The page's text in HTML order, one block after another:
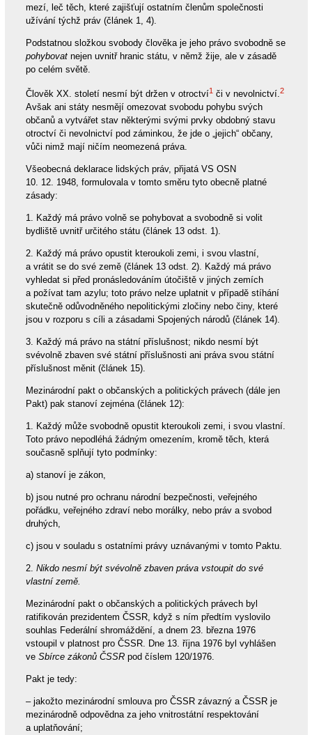
mezí, leč těch, které zajišťují ostatním členům společnosti
užívání týchž práv (článek 1, 4).
Podstatnou složkou svobody člověka je jeho právo svobodně se
pohybovatnejen uvnitř hranic státu, v němž žije, ale v zásadě
po celém světě.
Člověk XX. století nesmí být držen v otroctví1či v nevolnictví.2
Avšak ani státy nesmějí omezovat svobodu pohybu svých
občanů a vytvářet stav některými svými prvky obdobný stavu
otroctví či nevolnictví pod záminkou, že jde o „jejich“ občany,
vůči nimž mají ničím neomezená práva.
Všeobecná deklarace lidských práv, přijatá VS OSN
10. 12. 1948, formulovala v tomto směru tyto obecně platné
zásady:
1. Každý má právo volně se pohybovat a svobodně si volit
bydliště uvnitř určitého státu (článek 13 odst. 1).
2. Každý má právo opustit kteroukoli zemi, i svou vlastní,
a vrátit se do své země (článek 13 odst. 2). Každý má právo
vyhledat si před pronásledováním útočiště v jiných zemích
a požívat tam azylu; toto právo nelze uplatnit v případě stíhání
skutečně odůvodněného nepolitickými zločiny nebo činy, které
jsou v rozporu s cíli a zásadami Spojených národů (článek 14).
3. Každý má právo na státní příslušnost; nikdo nesmí být
svévolně zbaven své státní příslušnosti ani práva svou státní
příslušnost měnit (článek 15).
Mezinárodní pakt o občanských a politických právech (dále jen
Pakt) pak stanoví zejména (článek 12):
1. Každý může svobodně opustit kteroukoli zemi, i svou vlastní.
Toto právo nepodléhá žádným omezením, kromě těch, která
současně splňují tyto podmínky:
a) stanoví je zákon,
b) jsou nutné pro ochranu národní bezpečnosti, veřejného
pořádku, veřejného zdraví nebo morálky, nebo práv a svobod
druhých,
c) jsou v souladu s ostatními právy uznávanými v tomto Paktu.
2. Nikdo nesmí být svévolně zbaven práva vstoupit do své
vlastní země.
Mezinárodní pakt o občanských a politických právech byl
ratifikován prezidentem ČSSR, když s ním předtím vyslovilo
souhlas Federální shromáždění, a dnem 23. března 1976
vstoupil v platnost pro ČSSR. Dne 13. října 1976 byl vyhlášen
ve Sbírce zákonů ČSSRpod číslem 120/1976.
Pakt je tedy:
– jakožto mezinárodní smlouva pro ČSSR závazný a ČSSR je
mezinárodně odpovědna za jeho vnitrostátní respektování
a uplatňování;